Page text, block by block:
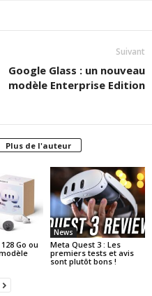
Suivant
Google Glass : un nouveau
modèle Enterprise Edition
Plus de l'auteur
Go ou
News
Meta Quest 3 : Les
premiers tests et avis
sont plutôt bons !